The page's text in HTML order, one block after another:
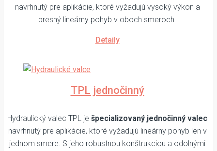
navrhnutý pre aplikácie, ktoré vyžadujú vysoký výkon a
presný lineárny pohyb v oboch smeroch.
Detaily
TPL jednočinný
Hydraulický valec TPL je špecializovaný jednočinný valec
navrhnutý pre aplikácie, ktoré vyžadujú lineárny pohyb len v
jednom smere. S jeho robustnou konštrukciou a odolnými